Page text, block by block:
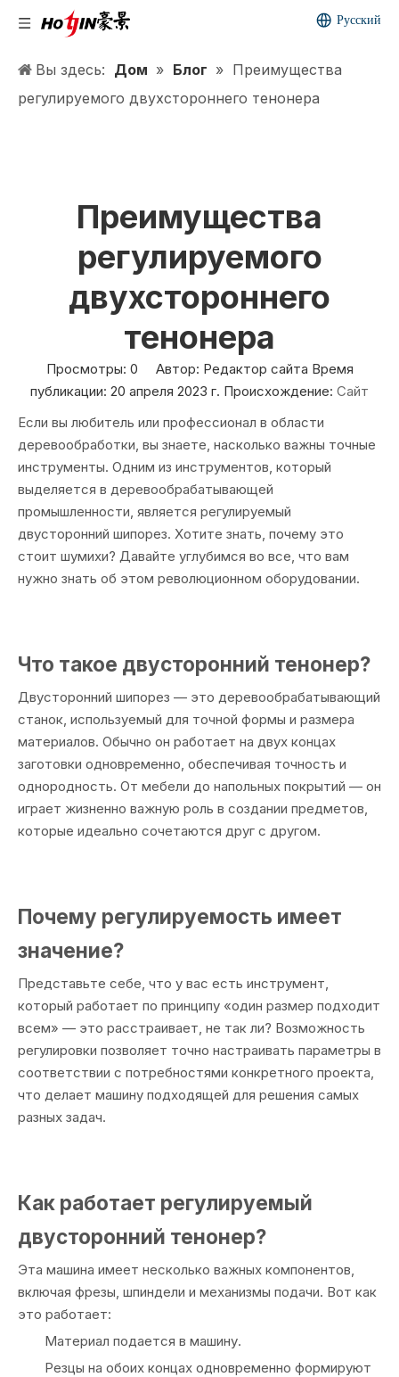
Pусский
Вы здесь: Дом » Блог » Преимущества
регулируемого двухстороннего тенонера
Преимущества
регулируемого
двухстороннего
тенонера
Просмотры: 0 Автор: Редактор сайта Время
публикации: 20 апреля 2023 г. Происхождение: Сайт
Если вы любитель или профессионал в области
деревообработки, вы знаете, насколько важны точные
инструменты. Одним из инструментов, который
выделяется в деревообрабатывающей
промышленности, является регулируемый
двусторонний шипорез. Хотите знать, почему это
стоит шумихи? Давайте углубимся во все, что вам
нужно знать об этом революционном оборудовании.
Что такое двусторонний тенонер?
Двусторонний шипорез — это деревообрабатывающий
станок, используемый для точной формы и размера
материалов. Обычно он работает на двух концах
заготовки одновременно, обеспечивая точность и
однородность. От мебели до напольных покрытий — он
играет жизненно важную роль в создании предметов,
которые идеально сочетаются друг с другом.
Почему регулируемость имеет
значение?
Представьте себе, что у вас есть инструмент,
который работает по принципу «один размер подходит
всем» — это расстраивает, не так ли? Возможность
регулировки позволяет точно настраивать параметры в
соответствии с потребностями конкретного проекта,
что делает машину подходящей для решения самых
разных задач.
Как работает регулируемый
двусторонний тенонер?
Эта машина имеет несколько важных компонентов,
включая фрезы, шпиндели и механизмы подачи. Вот как
это работает:
Материал подается в машину.
Резцы на обоих концах одновременно формируют